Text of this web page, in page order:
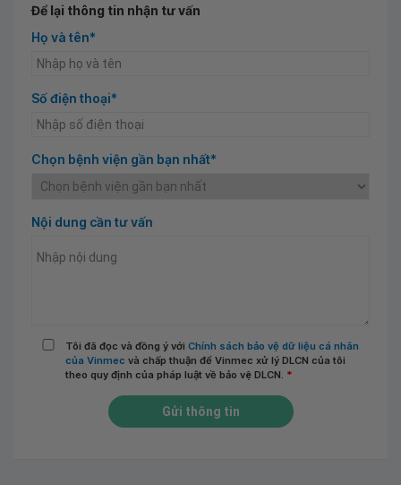
Để lại thông tin nhận tư vấn
Họ và tên*
Số điện thoại*
Chọn bệnh viện gần bạn nhất*
Nội dung cần tư vấn
Tôi đã đọc và đồng ý với Chính sách bảo vệ dữ liệu cá nhân
của Vinmec và chấp thuận để Vinmec xử lý DLCN của tôi
theo quy định của pháp luật về bảo vệ DLCN. *
Gửi thông tin